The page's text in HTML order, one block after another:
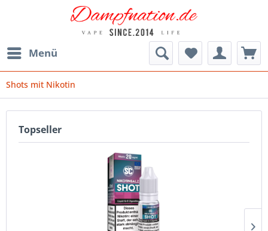
Menü
Shots mit Nikotin
Topseller